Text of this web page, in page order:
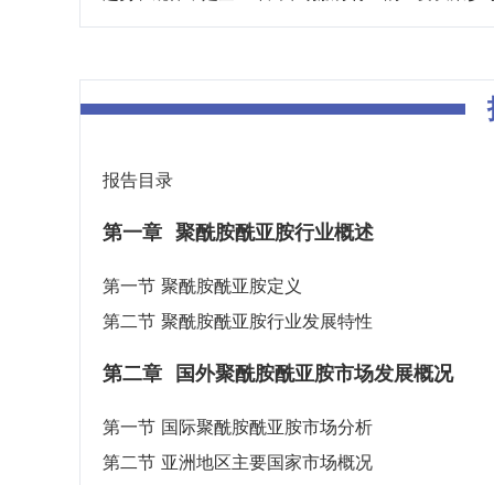
报告目录
第一章 聚酰胺酰亚胺行业概述
第一节 聚酰胺酰亚胺定义
第二节 聚酰胺酰亚胺行业发展特性
第二章 国外聚酰胺酰亚胺市场发展概况
第一节 国际聚酰胺酰亚胺市场分析
第二节 亚洲地区主要国家市场概况